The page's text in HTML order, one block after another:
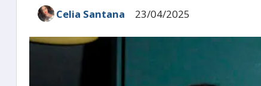
23/04/2025
Celia Santana